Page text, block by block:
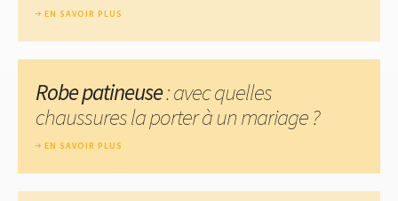
EN SAVOIR PLUS
Robe patineuse: avec quelles
chaussures la porter à un mariage ?
EN SAVOIR PLUS